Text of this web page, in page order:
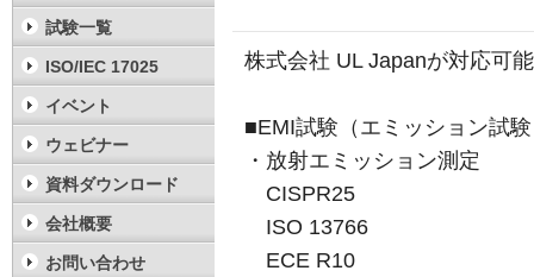
株式会社 UL Japanが対応可
■EMI試験（エミッション試
・放射エミッション測定
CISPR25
ISO 13766
ECE R10
試験一覧
ISO/IEC 17025
イベント
ウェビナー
資料ダウンロード
会社概要
お問い合わせ